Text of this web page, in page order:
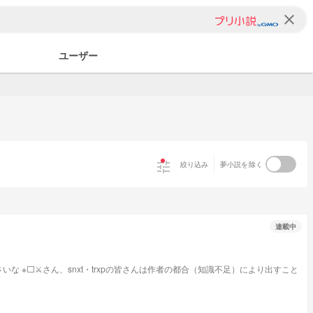
clear
ユーザー
tune 絞り込み 夢小説を除く
連載中